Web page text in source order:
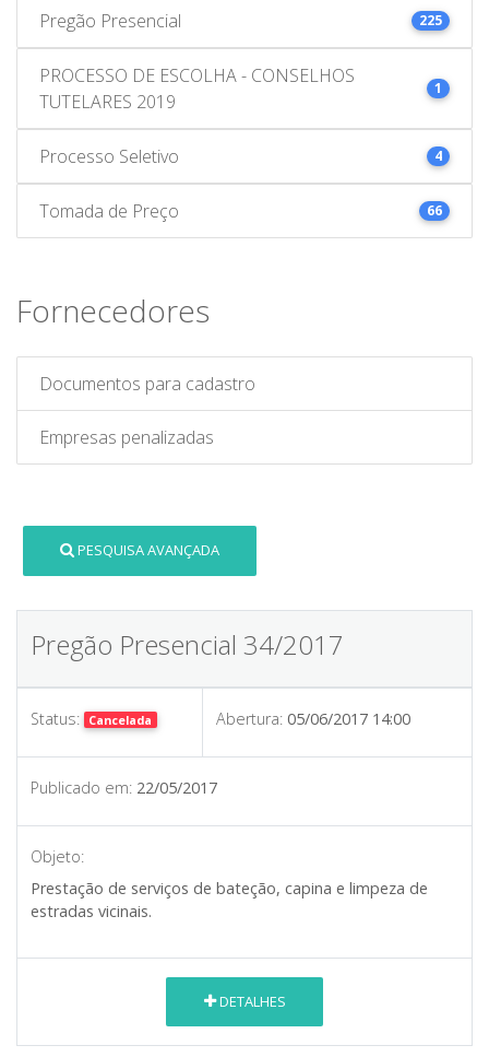
Pregão Presencial 225
PROCESSO DE ESCOLHA - CONSELHOS
TUTELARES 2019
1
Processo Seletivo 4
Tomada de Preço 66
Fornecedores
Documentos para cadastro
Empresas penalizadas
PESQUISA AVANÇADA
Pregão Presencial 34/2017
Status: Cancelada Abertura: 05/06/2017 14:00
Publicado em: 22/05/2017
Objeto:
Prestação de serviços de bateção, capina e limpeza de
estradas vicinais.
DETALHES